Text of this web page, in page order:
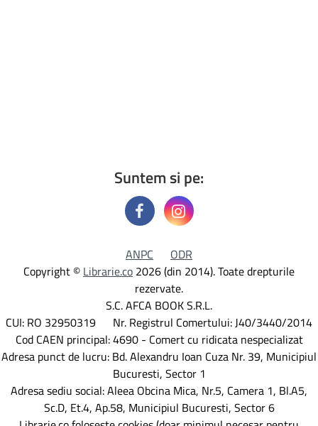
Suntem si pe:
ANPC
ODR
Copyright © Librarie.co 2026 (din 2014). Toate drepturile
rezervate.
S.C. AFCA BOOK S.R.L.
CUI: RO 32950319 Nr. Registrul Comertului: J40/3440/2014
Cod CAEN principal: 4690 - Comert cu ridicata nespecializat
Adresa punct de lucru: Bd. Alexandru Ioan Cuza Nr. 39, Municipiul
Bucuresti, Sector 1
Adresa sediu social: Aleea Obcina Mica, Nr.5, Camera 1, Bl.A5,
Sc.D, Et.4, Ap.58, Municipiul Bucuresti, Sector 6